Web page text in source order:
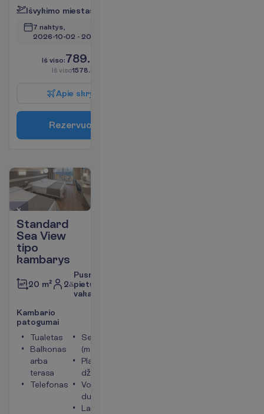
Išvykimo miestas
7 naktys,
2026-10-02 - 2026-10-09
Iš viso:789.00
Iš viso1578.00
Apie skry
Rezervuo
Standard
Sea View
tipo
kambarys
20 m² 2
Pusryčiai,
pietūs,
vakarienė
Kambario
patogumai
Tualetas
Balkonas
arba
terasa
Telefonas
Seifas
(mokama)
Plaukų
džiovintuvas
Vonia arba
dušas
Langai į